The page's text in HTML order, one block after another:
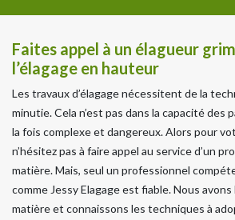
Faites appel à un élagueur
l’élagage en hauteur
Les travaux d’élagage nécessitent de la
minutie. Cela n’est pas dans la capacité des
la fois complexe et dangereux. Alors pour
n’hésitez pas à faire appel au service d’un
matière. Mais, seul un professionnel
comme Jessy Elagage est fiable. Nous avons
matière et connaissons les techniques à